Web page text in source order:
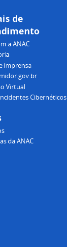
de
a ANAC
imprensa
Virtual
Cibernéticos
da ANAC